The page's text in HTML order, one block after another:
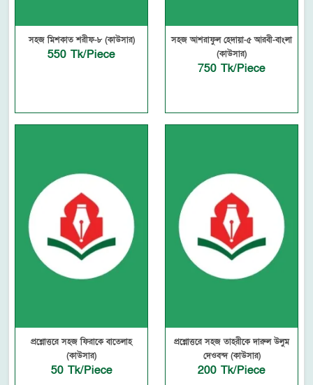
সহজ মিশকাত শরীফ-৮ (কাউসার)
550 Tk/Piece
সহজ আশরাফুল হেদায়া-৫ আরবী-বাংলা
(কাউসার)
750 Tk/Piece
প্রশ্নোত্তরে সহজ ফিরাকে বাতেলাহ
(কাউসার)
50 Tk/Piece
প্রশ্নোত্তরে সহজ তাহরীকে দারুল উলুম
দেওবন্দ (কাউসার)
200 Tk/Piece